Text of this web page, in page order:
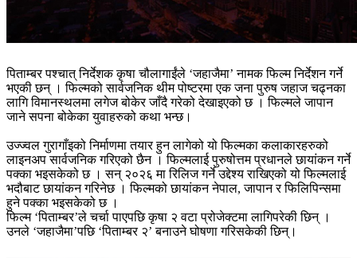
पिताम्बर पश्चात् निर्देशक कृषा चौलागाईंले ‘जहाजैमा’ नामक फिल्म निर्देशन गर्ने
भएकी छन् । फिल्मको सार्वजनिक थीम पोष्टरमा एक जना पुरुष जहाज चढ्नका
लागि विमानस्थलमा लगेज बोकेर जाँदै गरेको देखाइएको छ । फिल्मले जापान
जाने सपना बोकेका युवाहरुको कथा भन्छ।
उज्ज्वल गुरागाँइको निर्माणमा तयार हुन लागेको यो फिल्मका कलाकारहरुको
लाइनअप सार्वजनिक गरिएको छैन । फिल्मलाई पुरुषोत्तम प्रधानले छायांकन गर्ने
पक्का भइसकेको छ । सन् २०२६ मा रिलिज गर्ने उद्देश्य राखिएको यो फिल्मलाई
भदौबाट छायांकन गरिनेछ । फिल्मको छायांकन नेपाल, जापान र फिलिपिन्समा
हुने पक्का भइसकेको छ ।
फिल्म ‘पिताम्बर’ले चर्चा पाएपछि कृषा २ वटा प्रोजेक्टमा लागिपरेकी छिन् ।
उनले ‘जहाजैमा’पछि ‘पिताम्बर २’ बनाउने घोषणा गरिसकेकी छिन्।